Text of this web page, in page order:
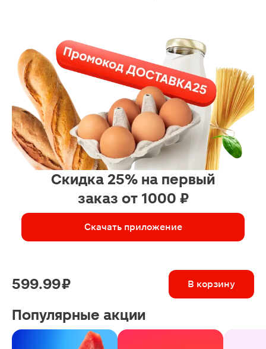
Скидка 25% на первый
заказ от 1000 ₽
Скачать приложение
599.99 ₽ В корзину
Популярные акции